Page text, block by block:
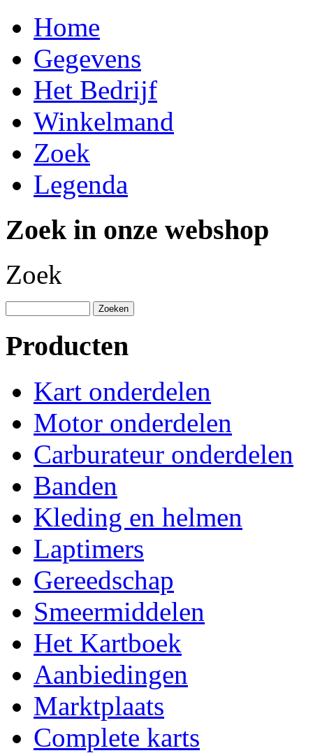
Home
Gegevens
Het Bedrijf
Winkelmand
Zoek
Legenda
Zoek in onze webshop
Zoek
Producten
Kart onderdelen
Motor onderdelen
Carburateur onderdelen
Banden
Kleding en helmen
Laptimers
Gereedschap
Smeermiddelen
Het Kartboek
Aanbiedingen
Marktplaats
Complete karts